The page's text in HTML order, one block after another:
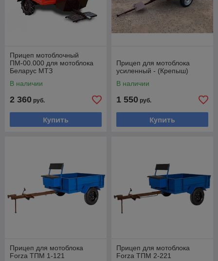
Прицеп мотоблочный
ПМ-00.000 для мотоблока
Беларус МТЗ
В наличии
2 360 руб.
Купить
Прицеп для мотоблока
усиленный - (Крепыш)
В наличии
1 550 руб.
Купить
Прицеп для мотоблока
Forza ТПМ 1-121
Прицеп для мотоблока
Forza ТПМ 2-221